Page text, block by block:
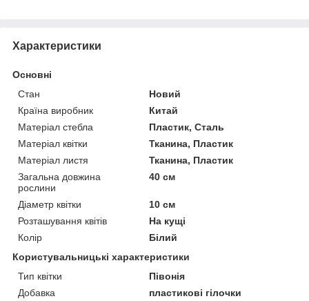
Характеристики
Основні
Стан
Новий
Країна виробник
Китай
Матеріал стебла
Пластик, Сталь
Матеріал квітки
Тканина, Пластик
Матеріал листя
Тканина, Пластик
Загальна довжина
рослини
40 см
Діаметр квітки
10 см
Розташування квітів
На кущі
Колір
Білий
Користувальницькі характеристики
Тип квітки
Півонія
Добавка
пластикові гілочки